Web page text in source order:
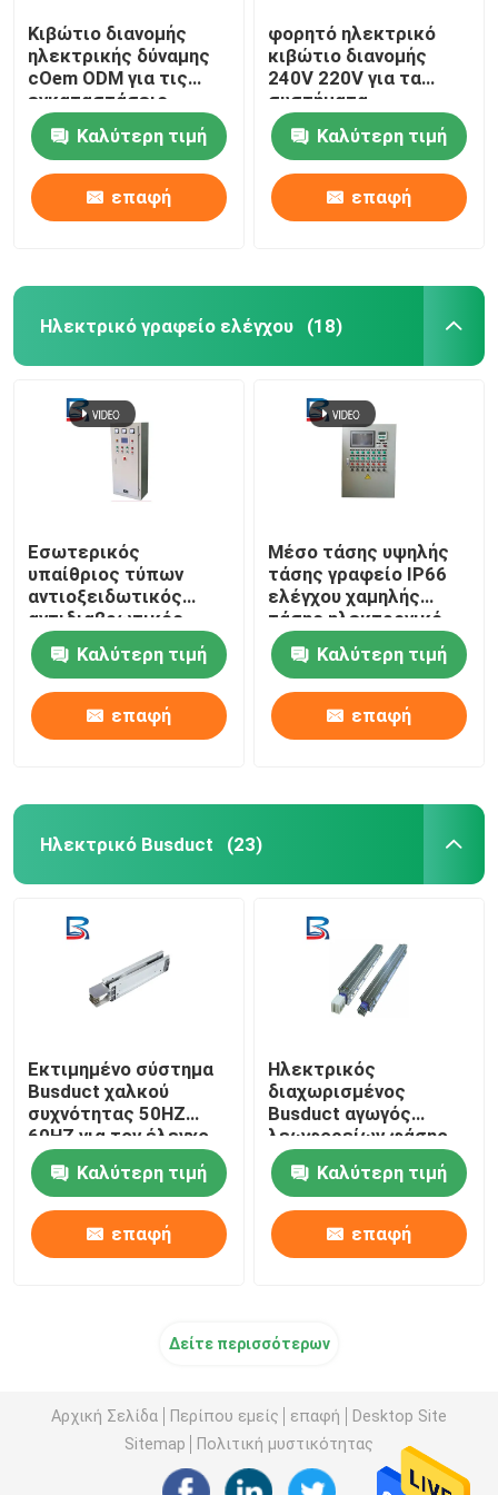
Κιβώτιο διανομής
ηλεκτρικής δύναμης
cOem ODM για τις
εγκαταστάσεις
ηλεκτρικής
παραγωγήςΚαλύτερη τιμή
επαφή
φορητό ηλεκτρικό
κιβώτιο διανομής
240V 220V για τα
συστήματα
ανανεώσιμης
ενέργειαςΚαλύτερη τιμή
επαφή
Ηλεκτρικό γραφείο ελέγχου (18)
Εσωτερικός
υπαίθριος τύπων
αντιοξειδωτικός
αντιδιαβρωτικός
γραφείων ελέγχου
συνήθειας
ηλεκτρικός
Καλύτερη τιμή
επαφή
Μέσο τάσης υψηλής
τάσης γραφείο IP66
ελέγχου χαμηλής
τάσης ηλεκτρονικό
Καλύτερη τιμή
επαφή
Ηλεκτρικό Busduct (23)
Εκτιμημένο σύστημα
Busduct χαλκού
συχνότητας 50HZ
60HZ για τον έλεγχο
μηχανών
Καλύτερη τιμή
επαφή
Ηλεκτρικός
διαχωρισμένος
Busduct αγωγός
λεωφορείων φάσης
3000AMP 4000AMP
Καλύτερη τιμή
επαφή
Δείτε περισσότερων
Αρχική Σελίδα Περίπου εμείς επαφή
Desktop Site
Sitemap
Πολιτική μυστικότητας